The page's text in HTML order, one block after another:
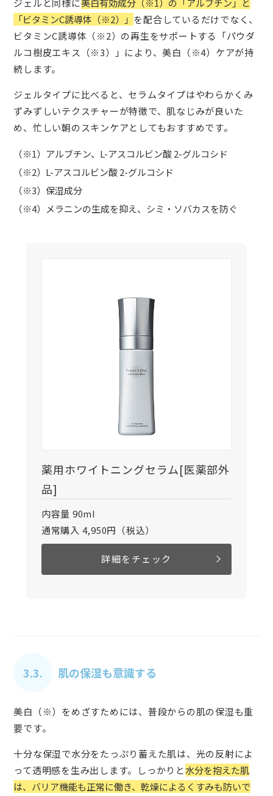
ジェルと同様に美白有効成分（※1）の「アルブチン」と
「ビタミンC誘導体（※2）」 を配合しているだけでなく、
ビタミンC誘導体（※2）の再生をサポートする「パウダ
ルコ樹皮エキス（※3）」により、美白（※4）ケアが持
続します。
ジェルタイプに比べると、セラムタイプはやわらかくみ
ずみずしいテクスチャーが特徴で、肌なじみが良いた
め、忙しい朝のスキンケアとしてもおすすめです。
（※1）アルブチン、L-アスコルビン酸 2-グルコシド
（※2）L-アスコルビン酸 2-グルコシド
（※3）保湿成分
（※4）メラニンの生成を抑え、シミ・ソバカスを防ぐ
薬用ホワイトニングセラム[医薬部外
品]
内容量 90ml
通常購入 4,950円（税込）
詳細をチェック
3.3. 肌の保湿も意識する
美白（※）をめざすためには、普段からの肌の保湿も重
要です。
十分な保湿で水分をたっぷり蓄えた肌は、光の反射によ
って透明感を生み出します。しっかりと水分を抱えた肌
は、バリア機能も正常に働き、乾燥によるくすみも防いで